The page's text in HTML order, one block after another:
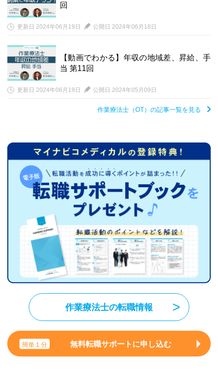
回
更新日 2024年06月19日 公開日 2024年06月18日
【動画でわかる】年収の地域差、昇給、手
当 第11回
更新日 2024年06月19日 公開日 2024年05月09日
作業療法士（OT）の記事一覧を見る
作業療法士の転職情報
簡単１分 無料転職サポートに申し込む